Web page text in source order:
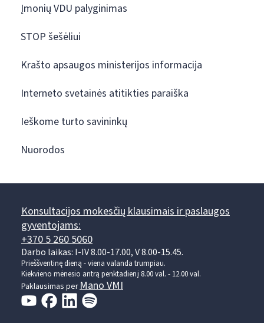
Įmonių VDU palyginimas
STOP šešėliui
Krašto apsaugos ministerijos informacija
Interneto svetainės atitikties paraiška
Ieškome turto savininkų
Nuorodos
Konsultacijos mokesčių klausimais ir paslaugos
gyventojams:
+370 5 260 5060
Darbo laikas: I-IV 8.00-17.00, V 8.00-15.45.
Prieššventinę dieną - viena valanda trumpiau.
Kiekvieno mėnesio antrą penktadienį 8.00 val. - 12.00 val.
Paklausimas per Mano VMI